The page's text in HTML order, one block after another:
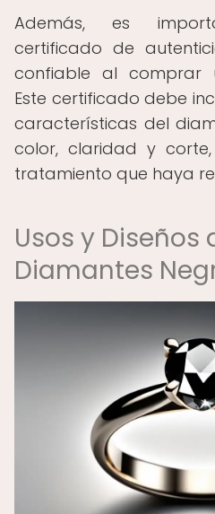
Además, es
certificado de
confiable al comprar
Este certificado debe
características del
color, claridad y
tratamiento que haya
Usos y Diseños
Diamantes